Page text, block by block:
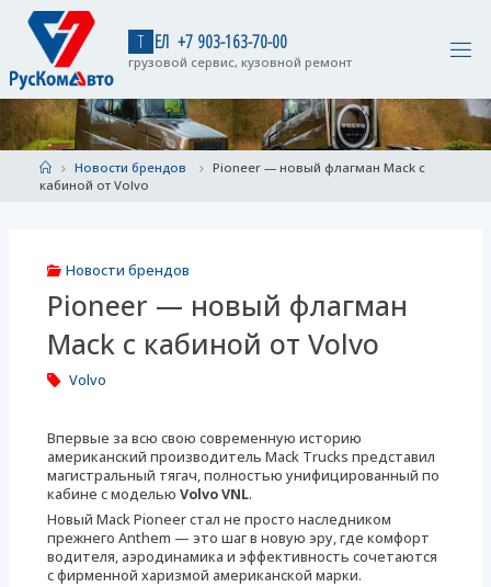
content
Т ЕЛ +7 903-163-70-00
грузовой сервис, кузовной ремонт
HomeНовости брендов
Pioneer — новый флагман Mack с
кабиной от Volvo
Новости брендов
Pioneer — новый флагман
Mack с кабиной от Volvo
Volvo
Впервые за всю свою современную историю
американский производитель Mack Trucks представил
магистральный тягач, полностью унифицированный по
кабине с моделью Volvo VNL.
Новый Mack Pioneer стал не просто наследником
прежнего Anthem — это шаг в новую эру, где комфорт
водителя, аэродинамика и эффективность сочетаются
с фирменной харизмой американской марки.